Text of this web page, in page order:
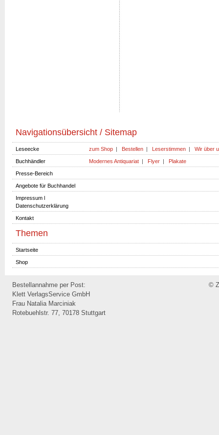
Navigationsübersicht / Sitemap
Leseecke zum Shop Bestellen Leserstimmen Wir über
Buchhändler Modernes Antiquariat Flyer Plakate
Presse-Bereich
Angebote für Buchhandel
Impressum l
Datenschutzerklärung
Kontakt
Themen
Startseite
Shop
Bestellannahme per Post:
Klett VerlagsService GmbH
Frau Natalia Marciniak
Rotebuehlstr. 77, 70178 Stuttgart
©